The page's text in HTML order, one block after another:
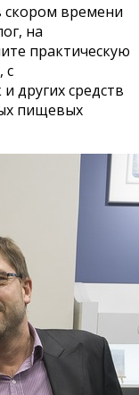
скором времени
на
практическую
с
других средств
пищевых